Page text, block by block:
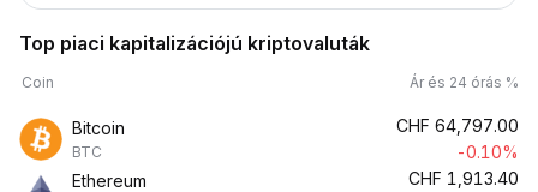
Top piaci kapitalizációjú kriptovaluták
Coin Ár és 24 órás %
Bitcoin
BTC
CHF 64,797.00
-0.10%
Ethereum
CHF 1,913.40